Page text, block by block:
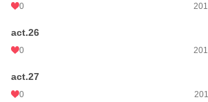
0
act.26
0
act.27
0